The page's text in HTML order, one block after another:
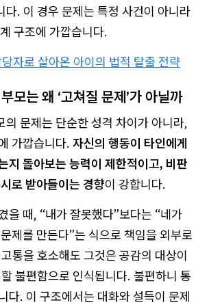
다. 이 경우 문제는 특정 사건이 아니라
구조에 가깝습니다.
자로 살아온 아이의 법적 탈출 전략
모는 왜 ‘고쳐질 문제’가 아닐까
의 문제는 단순한 성격 차이가 아니라,
가깝습니다. 자신의 행동이 타인에게
지 돌아보는 능력이 제한적이고, 비판
로 받아들이는 경향이 강합니다.
을 때, “내가 잘못했다”보다는 “네가
제를 만든다”는 식으로 책임을 외부로
통을 호소해도 그것은 공감의 대상이
불편함으로 인식됩니다. 불편하니 통
다. 이 구조에서는 대화와 설득이 문제